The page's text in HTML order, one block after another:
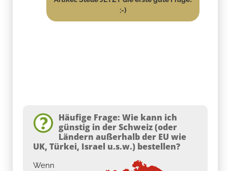
:-)
Häufige Frage: Wie kann ich
günstig in der Schweiz (oder
Ländern außerhalb der EU wie
UK, Türkei, Israel u.s.w.) bestellen?
Wenn